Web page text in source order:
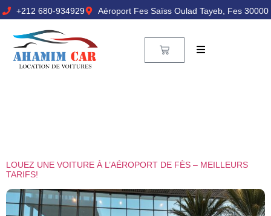
+212 680-934929 Aéroport Fes Saïss Oulad Tayeb, Fes 30000
LOUEZ UNE VOITURE À L’AÉROPORT DE FÈS – MEILLEURS
TARIFS!